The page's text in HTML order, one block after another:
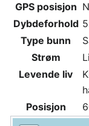
GPS posisjon
Dybdeforhold
Type bunn
Strøm
Levende liv
Posisjon